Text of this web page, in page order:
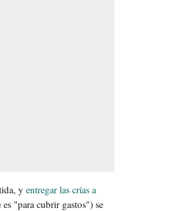
y entregar las crías a
"para cubrir gastos") se